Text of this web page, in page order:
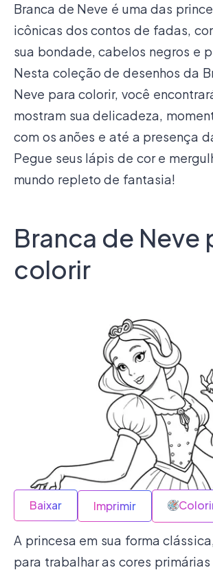
Branca de Neve é uma das
icônicas dos contos de fadas,
sua bondade, cabelos negros e
Nesta coleção de desenhos da
Neve para colorir, você
mostram sua delicadeza,
com os anões e até a presença
Pegue seus lápis de cor e
mundo repleto de fantasia!
Branca de Neve
colorir
Baixar Imprimir
A princesa em sua forma
para trabalhar as cores primárias